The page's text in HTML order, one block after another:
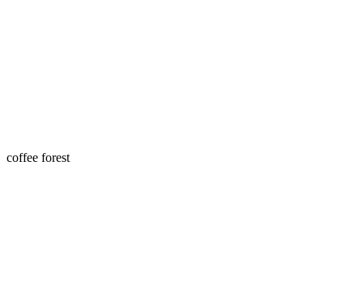
coffee forest